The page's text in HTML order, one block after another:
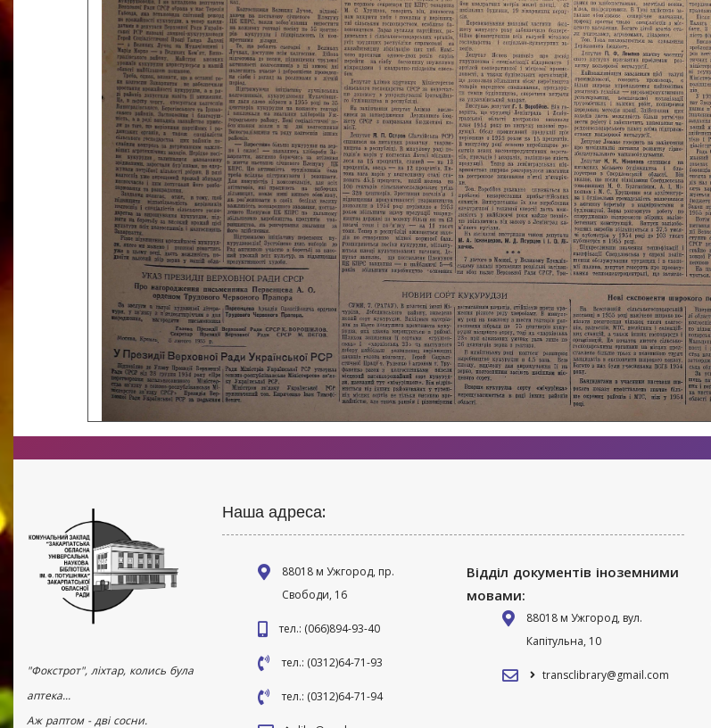
"Фокстрот", ліхтар, колись була
аптека...
Аж раптом - дві сосни.
Наша адреса:
88018 м Ужгород, пр.
Свободи, 16
тел.: (066)894-93-40
тел.: (0312)64-71-93
тел.: (0312)64-71-94
Відділ документів іноземними
мовами:
88018 м Ужгород, вул.
Капітульна, 10
transclibrary@gmail.com